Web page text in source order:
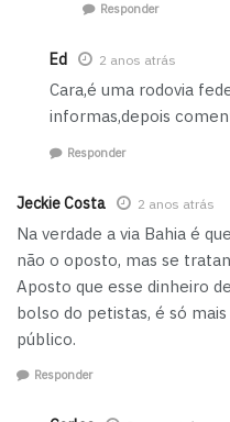
Responder
Ed 2 anos atrás
Cara,é uma rodovia
informas,depois
Responder
Jeckie Costa 2 anos atrás
Na verdade a via Bahia é
não o oposto, mas se
Aposto que esse dinheiro
bolso do petistas, é só
público.
Responder